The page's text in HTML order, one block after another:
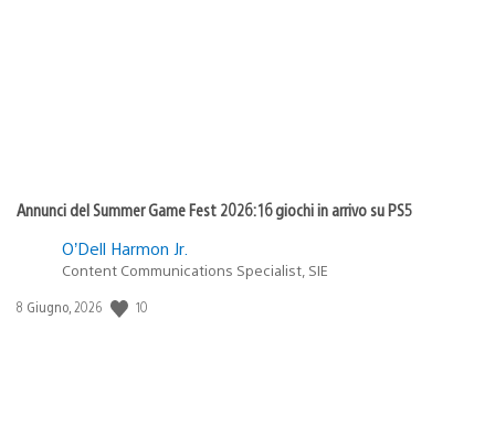
Annunci del Summer Game Fest 2026: 16 giochi in arrivo su PS5
O’Dell Harmon Jr.
Content Communications Specialist, SIE
Data
8 Giugno, 2026 10